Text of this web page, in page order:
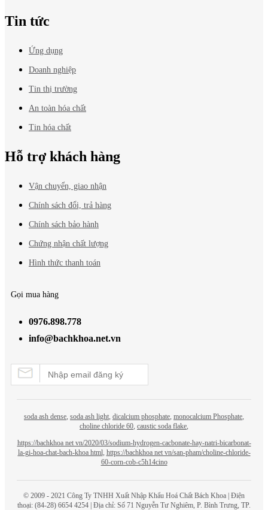
Tin tức
Ứng dụng
Doanh nghiệp
Tin thị trường
An toàn hóa chất
Tin hóa chất
Hỗ trợ khách hàng
Vận chuyển, giao nhận
Chính sách đổi, trả hàng
Chính sách bảo hành
Chứng nhận chất lượng
Hình thức thanh toán
Gọi mua hàng
0976.898.778
info@bachkhoa.net.vn
soda ash dense, soda ash light, dicalcium phosphate, monocalcium Phosphate,
choline chloride 60, caustic soda flake,
https://bachkhoa net vn/2020/03/sodium-hydrogen-cacbonate-hay-natri-bicarbonat-
la-gi-hoa-chat-bach-khoa html, https://bachkhoa net vn/san-pham/choline-chloride-
60-corn-cob-c5h14cino
© 2009 - 2021 Công Ty TNHH Xuất Nhập Khẩu Hoá Chất Bách Khoa | Điện
thoại: (84-28) 6654 4254 | Địa chỉ: Số 71 Nguyễn Tư Nghiêm, P. Bình Trưng, TP.